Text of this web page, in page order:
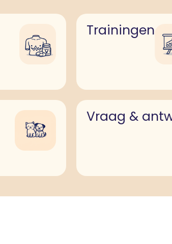
Trainingen
Vraag &